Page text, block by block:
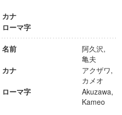
カナ
ローマ字
名前
阿久沢,
亀夫
カナ
アクザワ,
カメオ
ローマ字
Akuzawa,
Kameo